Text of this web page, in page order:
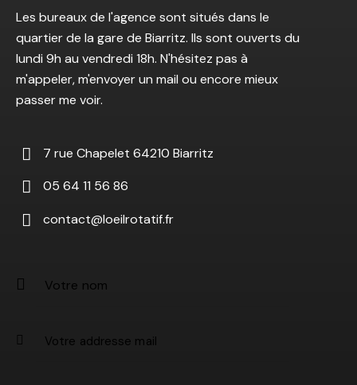
Les bureaux de l'agence sont situés dans le
quartier de la gare de Biarritz. Ils sont ouverts du
lundi 9h au vendredi 18h. N'hésitez pas à
m'appeler, m'envoyer un mail ou encore mieux
passer me voir.
7 rue Chapelet 64210 Biarritz
05 64 11 56 86
contact@loeilrotatif.fr